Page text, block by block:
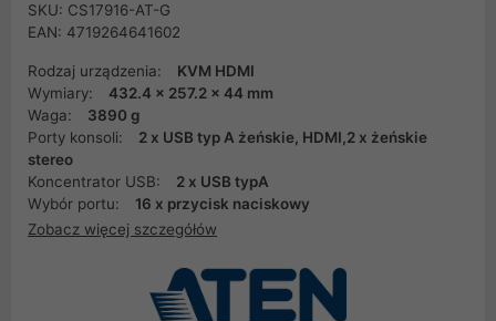
SKU: CS17916-AT-G
EAN: 4719264641602
Rodzaj urządzenia:
KVM HDMI
Wymiary:
432.4 x 257.2 x 44 mm
Waga:
3890 g
Porty konsoli:
2 x USB typ A żeńskie, HDMI,2 x żeńskie
stereo
Koncentrator USB:
2 x USB typA
Wybór portu:
16 x przycisk naciskowy
Zobacz więcej szczegółów